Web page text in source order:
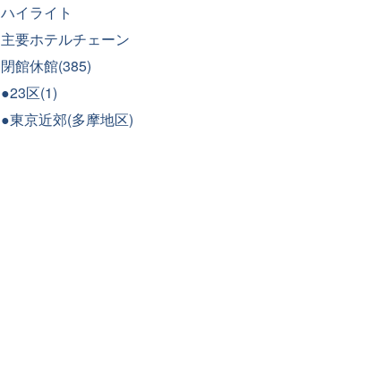
ハイライト
主要ホテルチェーン
閉館休館(385)
●23区(1)
●東京近郊(多摩地区)